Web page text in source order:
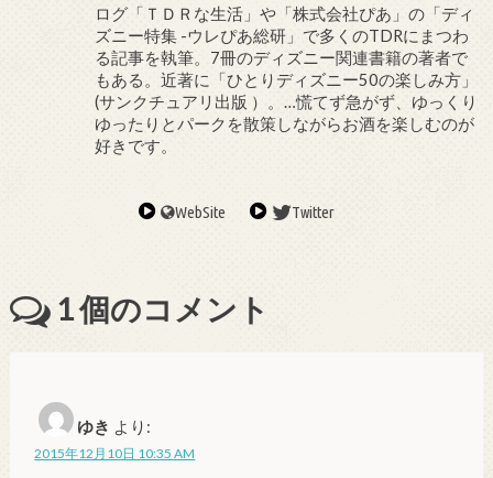
ログ「ＴＤＲな生活」や「株式会社ぴあ」の「ディ
ズニー特集 -ウレぴあ総研」で多くのTDRにまつわ
る記事を執筆。7冊のディズニー関連書籍の著者で
もある。近著に「ひとりディズニー50の楽しみ方」
(サンクチュアリ出版 ）。…慌てず急がず、ゆっくり
ゆったりとパークを散策しながらお酒を楽しむのが
好きです。
WebSite Twitter
1個のコメント
ゆき より:
2015年12月10日 10:35 AM